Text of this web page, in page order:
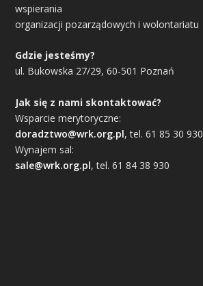
wspierania
organizacji pozarządowych i wolontariatu
Gdzie jesteśmy?
ul. Bukowska 27/29, 60-501 Poznań
Jak się z nami skontaktować?
Wsparcie merytoryczne:
doradztwo@wrk.org.pl, tel. 61 85 30 930
Wynajem sal:
sale@wrk.org.pl, tel. 61 84 38 930